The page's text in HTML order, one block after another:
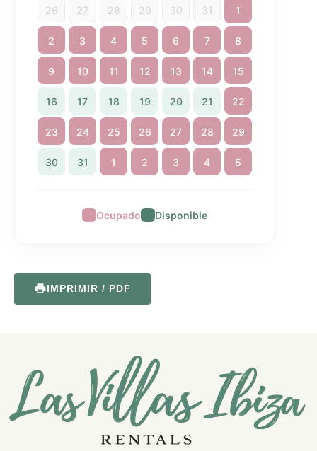
26 27 28 29 30 31 1
2 3 4 5 6 7 8
9 10 11 12 13 14 15
16 17 18 19 20 21 22
23 24 25 26 27 28 29
30 31 1 2 3 4 5
Ocupado Disponible
IMPRIMIR / PDF